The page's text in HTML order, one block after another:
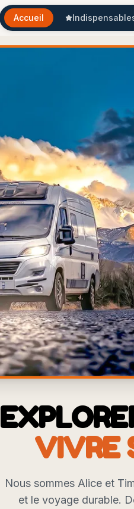
Accueil
VIVRE
Nous sommes Alice et
et le voyage durable.